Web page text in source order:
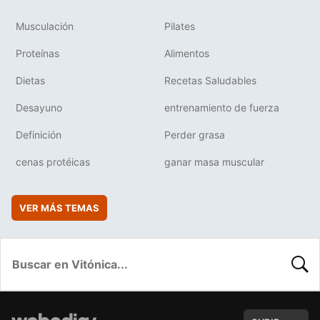
Musculación Pilates
Proteínas Alimentos
Dietas Recetas Saludables
Desayuno entrenamiento de fuerza
Definición Perder grasa
cenas protéicas ganar masa muscular
VER MÁS TEMAS